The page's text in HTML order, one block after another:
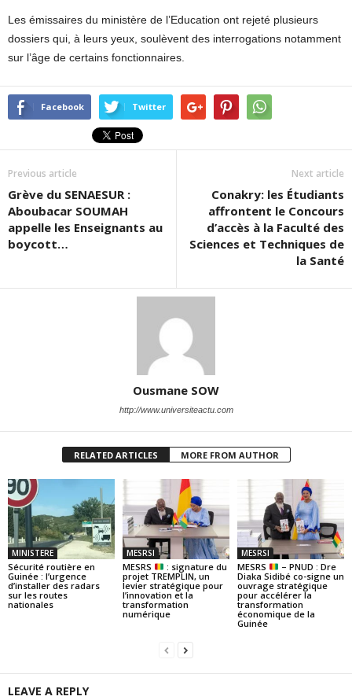
Les émissaires du ministère de l’Education ont rejeté plusieurs
dossiers qui, à leurs yeux, soulèvent des interrogations notamment
sur l’âge de certains fonctionnaires.
Facebook Twitter
Previous article
Grève du SENAESUR :
Aboubacar SOUMAH
appelle les Enseignants au
boycott…
Next article
Conakry: les Étudiants
affrontent le Concours
d’accès à la Faculté des
Sciences et Techniques de
la Santé
Ousmane SOW
http://www.universiteactu.com
RELATED ARTICLES MORE FROM AUTHOR
MINISTERE
Sécurité routière en
Guinée : l’urgence
d’installer des radars
sur les routes
nationales
MESRSI
MESRS
: signature du
projet TREMPLIN, un
levier stratégique pour
l’innovation et la
transformation
numérique
MESRSI
MESRS
– PNUD : Dre
Diaka Sidibé co-signe un
ouvrage stratégique
pour accélérer la
transformation
économique de la
Guinée
LEAVE A REPLY